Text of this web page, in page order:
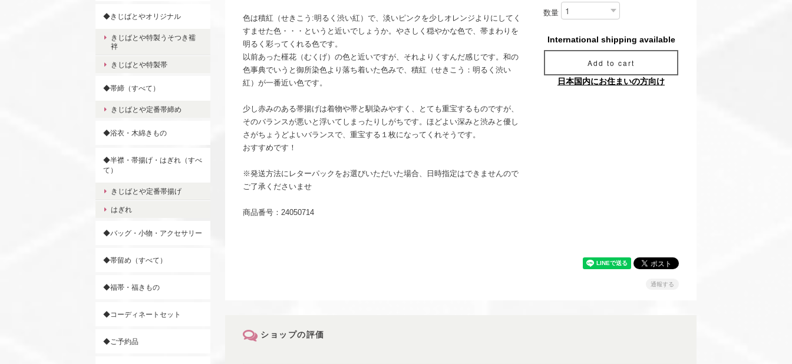
色は積紅（せきこう:明るく渋い紅）で、淡いピンクを少しオレンジよりにしてく
すませた色・・・というと近いでしょうか。やさしく穏やかな色で、帯まわりを
明るく彩ってくれる色です。
以前あった槿花（むくげ）の色と近いですが、それよりくすんだ感じです。和の
色事典でいうと御所染色より落ち着いた色みで、積紅（せきこう：明るく渋い
紅）が一番近い色です。
少し赤みのある帯揚げは着物や帯と馴染みやすく、とても重宝するものですが、
そのバランスが悪いと浮いてしまったりしがちです。ほどよい深みと渋みと優し
さがちょうどよいバランスで、重宝する１枚になってくれそうです。
おすすめです！
※発送方法にレターパックをお選びいただいた場合、日時指定はできませんので
ご了承くださいませ
商品番号：24050714
数量
International shipping available
Add to cart
日本国内にお住まいの方向け
通報する
ショップの評価
◆きじばとやオリジナル
きじばとや特製うそつき襦
袢
きじばとや特製帯
◆帯締（すべて）
きじばとや定番帯締め
◆浴衣・木綿きもの
◆半襟・帯揚げ・はぎれ（すべ
て）
きじばとや定番帯揚げ
はぎれ
◆バッグ・小物・アクセサリー
◆帯留め（すべて）
◆福帯・福きもの
◆コーディネートセット
◆ご予約品